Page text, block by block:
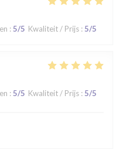
: 5/5 Kwaliteit / Prijs : 5/5
: 5/5 Kwaliteit / Prijs : 5/5